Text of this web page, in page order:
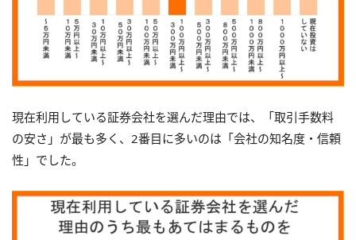
現在利用している証券会社を選んだ理由では、「取引手数料
の安さ」が最も多く、2番目に多いのは「会社の知名度・信頼
性」でした。